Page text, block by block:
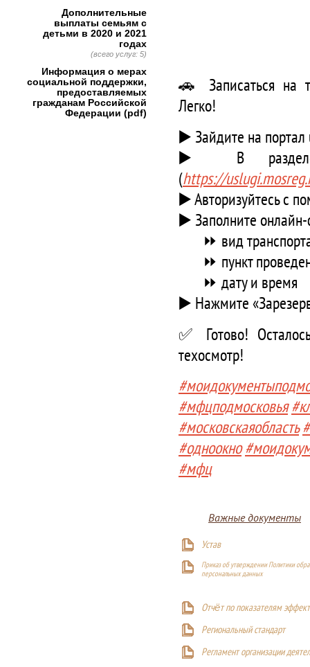
🚗 Записаться на
Легко!
▶️ Зайдите на портал
▶️ В разделе
(https://
▶️ Авторизуйтесь с
▶️ Заполните
⏩ вид
⏩ пункт
⏩ дату и время
▶️ Нажмите
✅ Готово!
техосмотр!
#мфцподмосковья
#московскаяобласть
#одноокно
#мфц
Важные документы
Устав
Приказ об утверждении Политики
персональных данных
Отчёт по показателям
Региональный стандарт
Регламент организации
Дополнительные
выплаты семьям с
детьми в 2020 и 2021
годах
(всего услуг: 5)
Информация о мерах
социальной поддержки,
предоставляемых
гражданам Российской
Федерации (pdf)